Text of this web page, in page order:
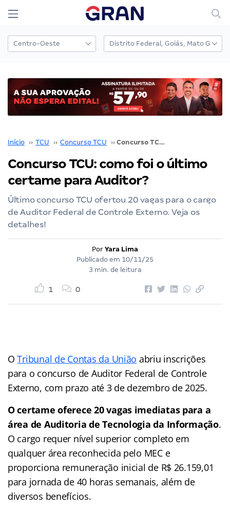
Início ›› TCU ›› Concurso TCU ›› Concurso TCU: como foi o último certame para Auditor?
Concurso TCU: como foi o último
certame para Auditor?
Último concurso TCU ofertou 20 vagas para o cargo
de Auditor Federal de Controle Externo. Veja os
detalhes!
Por Yara Lima
Publicado em 10/11/25
3 min. de leitura
1 0
OTribunal de Contas da União abriu inscrições
para o concurso de Auditor Federal de Controle
Externo, com prazo até 3 de dezembro de 2025.
O certame oferece 20 vagas imediatas para a
área de Auditoria de Tecnologia da Informação.
O cargo requer nível superior completo em
qualquer área reconhecida pelo MEC e
proporciona remuneração inicial de R$ 26.159,01
para jornada de 40 horas semanais, além de
diversos benefícios.